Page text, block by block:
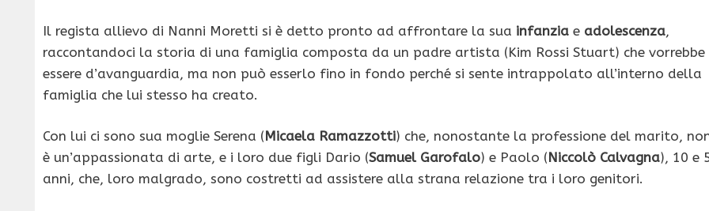
Il regista allievo di Nanni Moretti si è detto pronto ad affrontare la sua infanzia e adolescenza,
raccontandoci la storia di una famiglia composta da un padre artista (Kim Rossi Stuart) che vorrebbe
essere d’avanguardia, ma non può esserlo fino in fondo perché si sente intrappolato all’interno della
famiglia che lui stesso ha creato.
Con lui ci sono sua moglie Serena (Micaela Ramazzotti) che, nonostante la professione del marito,
è un’appassionata di arte, e i loro due figli Dario (Samuel Garofalo) e Paolo (Niccolò Calvagna), 10 e
anni, che, loro malgrado, sono costretti ad assistere alla strana relazione tra i loro genitori.